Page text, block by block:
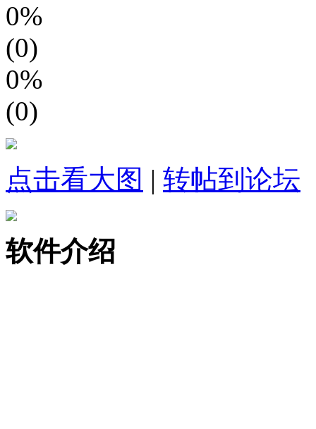
0%
(0)
0%
(0)
点击看大图 | 转帖到论坛
软件介绍